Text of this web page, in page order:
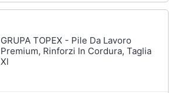
GRUPA TOPEX - Pile Da Lavoro
Premium, Rinforzi In Cordura, Taglia
Xl